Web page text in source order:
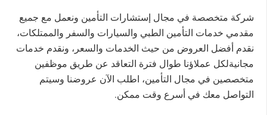
شركة متخصصة في مجال إستشارات التأمين ونعمل مع جميع
مقدمي خدمات التأمين الطبي والسيارات والسفر والممتلكات،
نقدم أفضل العروض من حيث الخدمات والسعر، ونقدم خدمات
مجانيةلكل عملاؤنا طوال فترة التعاقد عن طريق موظفين
متخصصين في مجال التأمين، اطلب الآن عروضنا وسيتم
التواصل معك في أسرع وقت ممكن.